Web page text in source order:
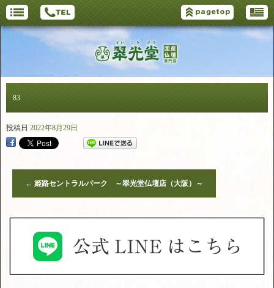
83
投稿日 2022年8月29日
← 姫路セントラルパーク ～翠光堂仏壇店（大阪）～